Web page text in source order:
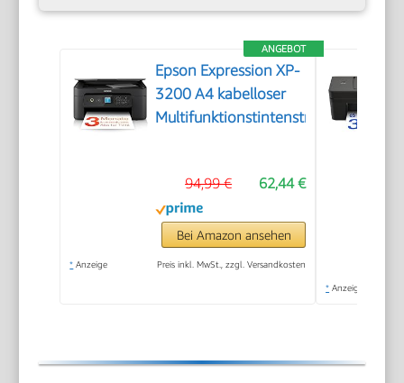
ANGEBOT
Epson Expression XP-
3200 A4 kabelloser
Multifunktionstintenstrahldrucker
62,44 €
94,99 €
Bei Amazon ansehen
* Anzeige Preis inkl. MwSt., zzgl. Versandkosten
* Anzeige